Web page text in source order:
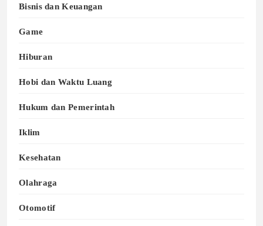
Bisnis dan Keuangan
Game
Hiburan
Hobi dan Waktu Luang
Hukum dan Pemerintah
Iklim
Kesehatan
Olahraga
Otomotif